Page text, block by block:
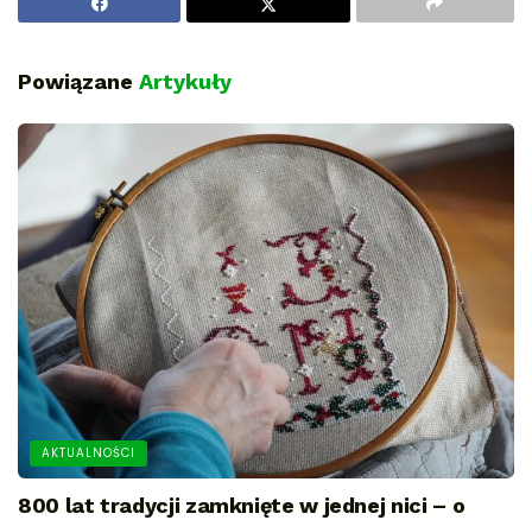
Powiązane Artykuły
AKTUALNOŚCI
800 lat tradycji zamknięte w jednej nici – o